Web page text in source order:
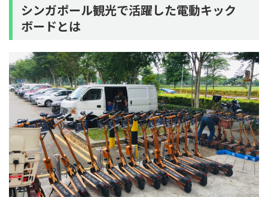
シンガポール観光で活躍した電動キック
ボードとは